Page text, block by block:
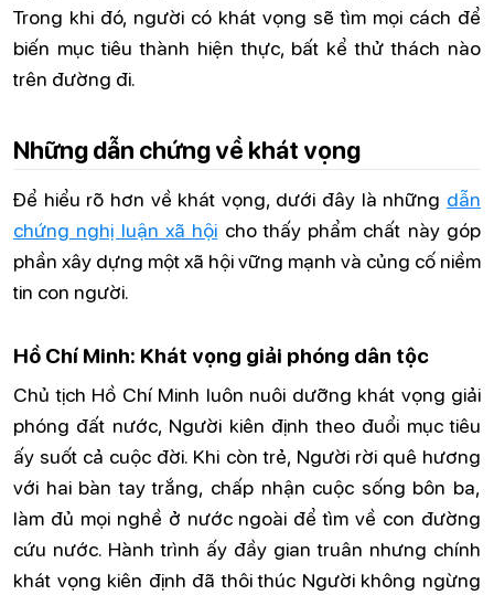
Trong khi đó, người có khát vọng sẽ tìm mọi cách để
biến mục tiêu thành hiện thực, bất kể thử thách nào
trên đường đi.
Những dẫn chứng về khát vọng
Để hiểu rõ hơn về khát vọng, dưới đây là những dẫn
chứng nghị luận xã hội cho thấy phẩm chất này góp
phần xây dựng một xã hội vững mạnh và củng cố niềm
tin con người.
Hồ Chí Minh: Khát vọng giải phóng dân tộc
Chủ tịch Hồ Chí Minh luôn nuôi dưỡng khát vọng giải
phóng đất nước, Người kiên định theo đuổi mục tiêu
ấy suốt cả cuộc đời. Khi còn trẻ, Người rời quê hương
với hai bàn tay trắng, chấp nhận cuộc sống bôn ba,
làm đủ mọi nghề ở nước ngoài để tìm về con đường
cứu nước. Hành trình ấy đầy gian truân nhưng chính
khát vọng kiên định đã thôi thúc Người không ngừng